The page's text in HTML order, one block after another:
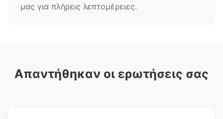
μας για πλήρεις λεπτομέρειες.
Απαντήθηκαν οι ερωτήσεις σας